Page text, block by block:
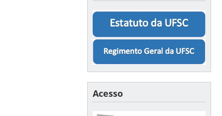
Acesso